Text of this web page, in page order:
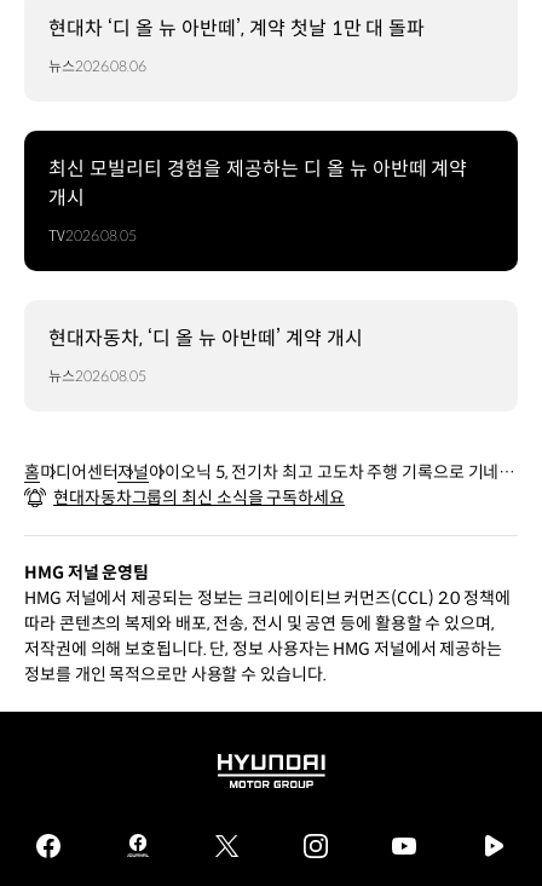
현대차 ‘디 올 뉴 아반떼’, 계약 첫날 1만 대 돌파
뉴스2026.08.06
최신 모빌리티 경험을 제공하는 디 올 뉴 아반떼 계약
개시
TV2026.08.05
현대자동차, ‘디 올 뉴 아반떼’ 계약 개시
뉴스2026.08.05
홈미디어센터저널아이오닉 5, 전기차 최고 고도차 주행 기록으로 기네스
북에 오르다
현대자동차그룹의 최신 소식을 구독하세요
HMG 저널 운영팀
HMG 저널에서 제공되는 정보는 크리에이티브 커먼즈(CCL) 2.0 정책에
따라 콘텐츠의 복제와 배포, 전송, 전시 및 공연 등에 활용할 수 있으며,
저작권에 의해 보호됩니다. 단, 정보 사용자는 HMG 저널에서 제공하는
정보를 개인 목적으로만 사용할 수 있습니다.
HYUNDAI
GROUP
facebook
hmg
twitter instagram